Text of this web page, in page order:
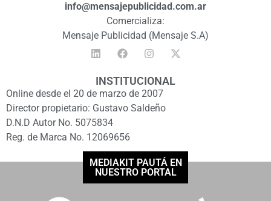
info@mensajepublicidad.com.ar
Comercializa:
Mensaje Publicidad (Mensaje S.A)
INSTITUCIONAL
Online desde el 20 de marzo de 2007
Director propietario: Gustavo Saldeño
D.N.D Autor No. 5075834
Reg. de Marca No. 12069656
MEDIAKIT PAUTÁ EN
NUESTRO PORTAL